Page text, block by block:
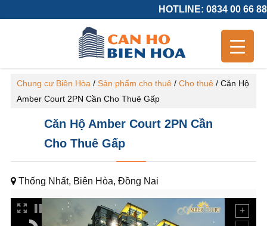
HOTLINE: 0834 00 66 88
Chung cư Biên Hòa / Sản phẩm cho thuê/ Cho thuê/ Căn Hộ
Amber Court 2PN Cần Cho Thuê Gấp
Căn Hộ Amber Court 2PN Cần
Cho Thuê Gấp
Thống Nhất, Biên Hòa, Đồng Nai